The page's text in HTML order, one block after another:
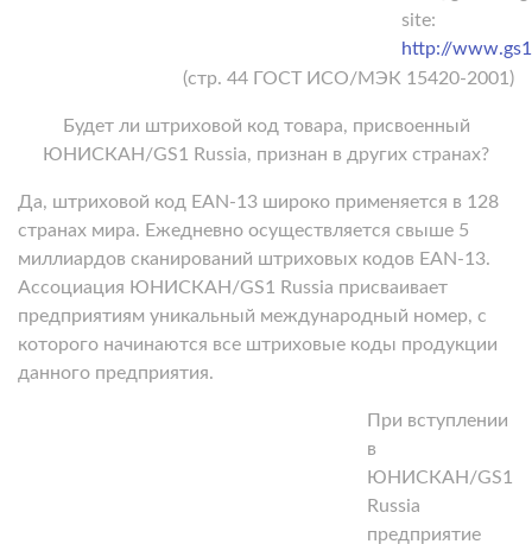
site:
http://
(стр. 44 ГОСТ ИСО/МЭК 15420-2001)
Будет ли штриховой код товара, присвоенный
ЮНИСКАН/GS1 Russia, признан в других странах?
Да, штриховой код EAN-13 широко применяется в 128
странах мира. Ежедневно осуществляется свыше 5
миллиардов сканирований штриховых кодов EAN-13.
Ассоциация ЮНИСКАН/GS1 Russia присваивает
предприятиям уникальный международный номер, с
которого начинаются все штриховые коды продукции
данного предприятия.
При вступлении
в
ЮНИСКАН/GS1
Russia
предприятие